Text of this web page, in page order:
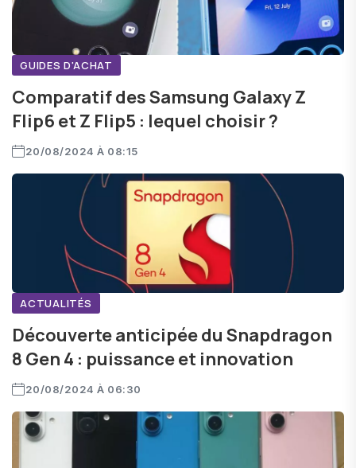
GUIDES D'ACHAT
Comparatif des Samsung Galaxy Z
Flip6 et Z Flip5 : lequel choisir ?
20/08/2024 À 08:15
ACTUALITÉS
Découverte anticipée du Snapdragon
8 Gen 4 : puissance et innovation
20/08/2024 À 06:30